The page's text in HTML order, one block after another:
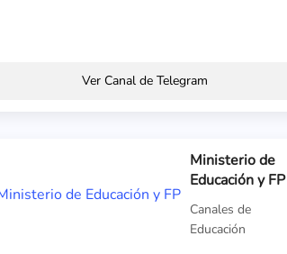
Ver Canal de Telegram
Ministerio de
Educación y FP
Canales de
Educación